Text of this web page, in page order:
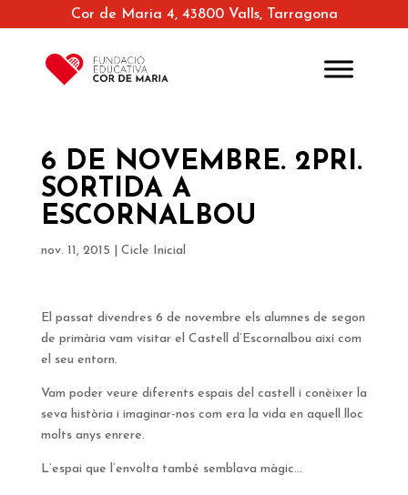
Cor de Maria 4, 43800 Valls, Tarragona
6 DE NOVEMBRE. 2PRI.
SORTIDA A
ESCORNALBOU
nov. 11, 2015 Cicle Inicial
El passat divendres 6 de novembre els alumnes de segon
de primària vam visitar el Castell d’Escornalbou així com
el seu entorn.
Vam poder veure diferents espais del castell i conèixer la
seva història i imaginar-nos com era la vida en aquell lloc
molts anys enrere.
L’espai que l’envolta també semblava màgic…